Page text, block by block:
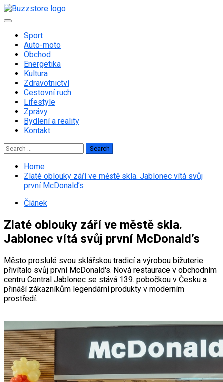
Skip
to
Primary
Sport
Auto-moto
Obchod
Energetika
Kultura
Zdravotnictví
Cestovní ruch
Lifestyle
Zprávy
Bydlení a reality
Kontakt
Search
for:
Home
Zlaté oblouky září ve městě skla. Jablonec vítá svůj
první McDonald’s
Článek
Zlaté oblouky září ve městě skla.
Jablonec vítá svůj první McDonald’s
Město proslulé svou sklářskou tradicí a výrobou bižuterie
přivítalo svůj první McDonald's. Nová restaurace v obchodním
centru Central Jablonec se stává 139. pobočkou v Česku a
přináší zákazníkům legendární produkty v moderním
prostředí.